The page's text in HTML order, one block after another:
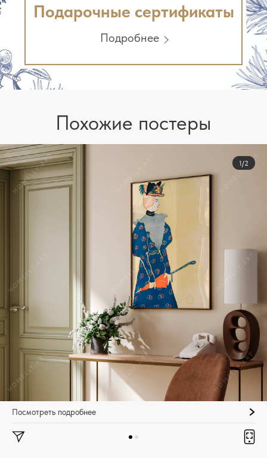
Подарочные сертификаты
Подробнее
Похожие постеры
1/2
Посмотреть подробнее